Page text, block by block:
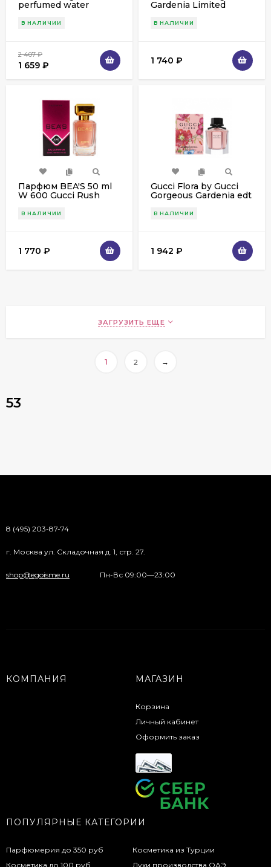
perfumed water
В НАЛИЧИИ
2 407₽
1 659 ₽
Gardenia Limited
women, 100ml ОАЭ
В НАЛИЧИИ
1 740 ₽
Парфюм BEA'S 50 ml
W 600 Gucci Rush
В НАЛИЧИИ
1 770 ₽
Gucci Flora by Gucci
Gorgeous Gardenia edt
1 шт.
В НАЛИЧИИ
1 942 ₽
ЗАГРУЗИТЬ ЕЩЕ
1 2 →
53
8 (495) 203-87-74
г. Москва ул. Складочная д. 1, стр. 27.
shop@egoisme.ru Пн-Вс 09:00—23:00
КОМПАНИЯ МАГАЗИН
Корзина
Личный кабинет
Оформить заказ
ПОПУЛЯРНЫЕ КАТЕГОРИИ
Парфюмерия до 350 руб
Косметика до 100 руб
Косметика из Турции
Духи производства ОАЭ